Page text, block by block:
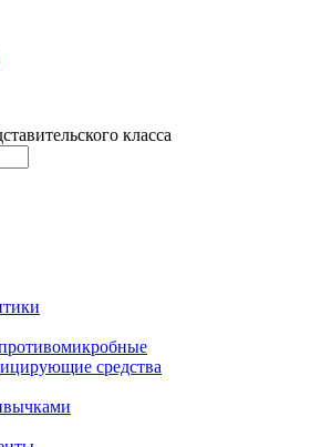
класса
средства